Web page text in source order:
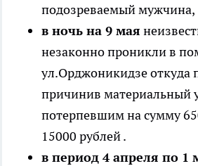
подозреваемый мужчина,
в ночь на 9 мая
незаконно проникли в
ул.Орджоникидзе
причинив материальный
потерпевшим на сумму
15000 рублей .
в период 4 апреля по 1